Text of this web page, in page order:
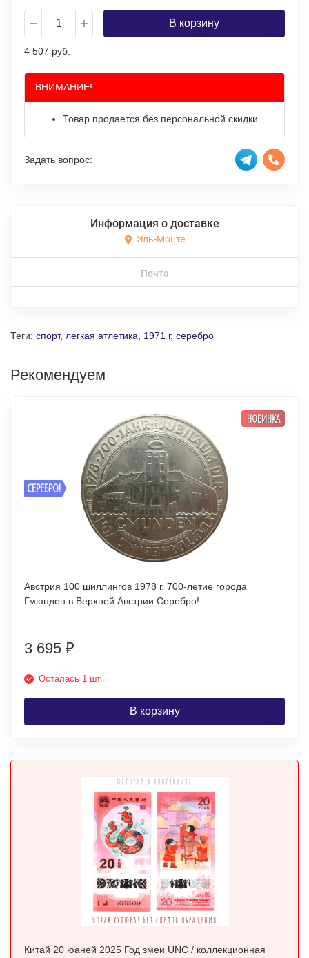
В корзину
4 507 руб.
ВНИМАНИЕ!
Товар продается без персональной скидки
Задать вопрос:
Информация о доставке
Эль-Монте
Почта
Теги: спорт, легкая атлетика 1971 г, серебро
Рекомендуем
СЕРЕБРО!
НОВИНКА
Австрия 100 шиллингов 1978 г. 700-летие города
Гмюнден в Верхней Австрии Серебро!
3 695 ₽
Осталась 1 шт.
В корзину
Китай 20 юаней 2025 Год змеи UNC / коллекционная